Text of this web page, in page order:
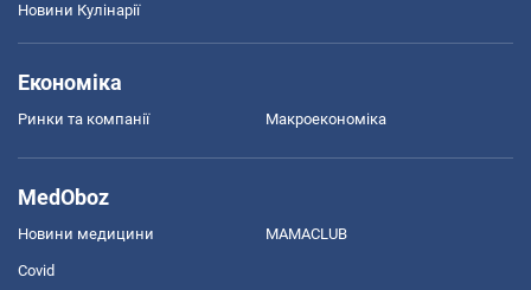
Новини Кулінарії
Економіка
Ринки та компанії Макроекономіка
MedOboz
Новини медицини MAMACLUB
Covid